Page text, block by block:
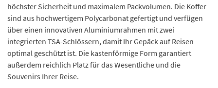
höchster Sicherheit und maximalem Packvolumen. Die Koffer
sind aus hochwertigem Polycarbonat gefertigt und verfügen
über einen innovativen Aluminiumrahmen mit zwei
integrierten TSA-Schlössern, damit Ihr Gepäck auf Reisen
optimal geschützt ist. Die kastenförmige Form garantiert
außerdem reichlich Platz für das Wesentliche und die
Souvenirs Ihrer Reise.